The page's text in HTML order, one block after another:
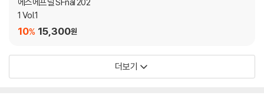
1 Vol.1
15,300원
10%
더보기